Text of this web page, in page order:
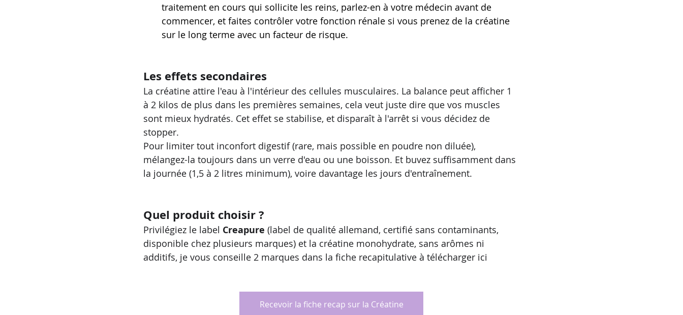
traitement en cours qui sollicite les reins, parlez-en à votre médecin avant de
commencer, et faites contrôler votre fonction rénale si vous prenez de la créatine
sur le long terme avec un facteur de risque.
Les effets secondaires
La créatine attire l'eau à l'intérieur des cellules musculaires. La balance peut afficher 1
à 2 kilos de plus dans les premières semaines, cela veut juste dire que vos muscles
sont mieux hydratés. Cet effet se stabilise, et disparaît à l'arrêt si vous décidez de
stopper.
Pour limiter tout inconfort digestif (rare, mais possible en poudre non diluée),
mélangez-la toujours dans un verre d'eau ou une boisson. Et buvez suffisamment dans
la journée (1,5 à 2 litres minimum), voire davantage les jours d'entraînement.
Quel produit choisir ?
Privilégiez le label Creapure (label de qualité allemand, certifié sans contaminants,
disponible chez plusieurs marques) et la créatine monohydrate, sans arômes ni
additifs, je vous conseille 2 marques dans la fiche recapitulative à télécharger ici
Recevoir la fiche recap sur la Créatine